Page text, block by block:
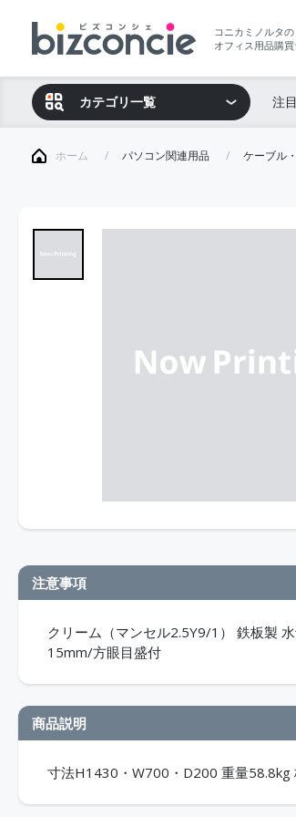
コニカミノルタの
オフィス用品購買
カテゴリ一覧 注
ホーム パソコン関連用品 ケーブル
注意事項
クリーム（マンセル2.5Y9/1） 鉄板製
15mm/方眼目盛付
商品説明
寸法H1430・W700・D200 重量